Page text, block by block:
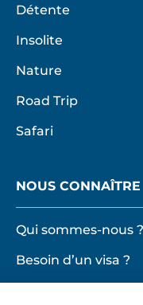
Détente
Insolite
Nature
Road Trip
Safari
NOUS CONNAÎTRE
Qui sommes-nous ?
Besoin d’un visa ?